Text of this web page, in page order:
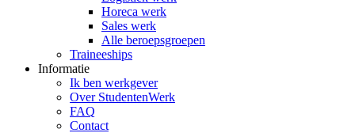
Horeca werk
Sales werk
Alle beroepsgroepen
Traineeships
Informatie
Ik ben werkgever
Over StudentenWerk
FAQ
Contact